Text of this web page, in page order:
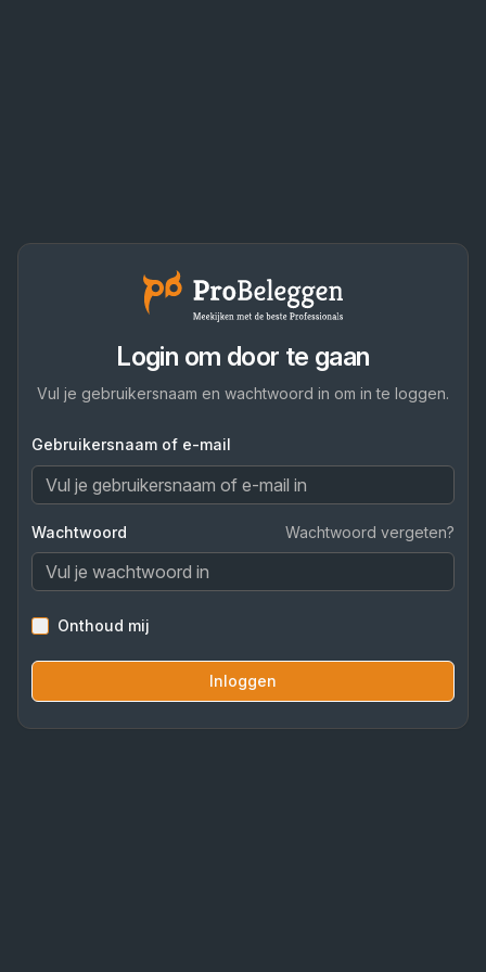
Login om door te gaan
Vul je gebruikersnaam en wachtwoord in om in te loggen.
Gebruikersnaam of e-mail
Wachtwoord Wachtwoord vergeten?
Onthoud mij
Inloggen